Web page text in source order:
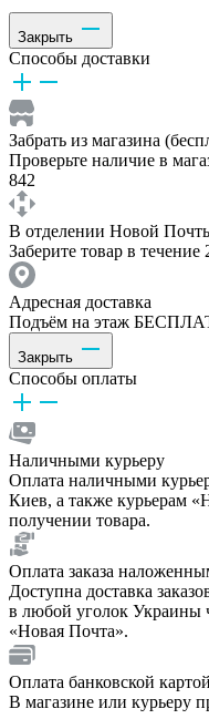
Закрыть
Способы доставки
Забрать из магазина
Проверьте наличие в
842
В отделении Новой
Заберите товар в течение
Адресная доставка
Подъём на этаж
Закрыть
Способы оплаты
Наличными курьеру
Оплата наличными
Киев, а также курьерам
получении товара.
Оплата заказа
Доступна доставка
в любой уголок Украины
«Новая Почта».
Оплата банковской картой
В магазине или курьеру